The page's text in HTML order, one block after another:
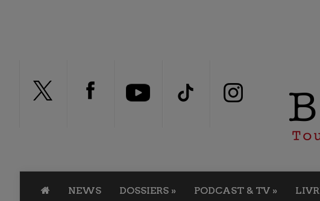
NEWS DOSSIERS » PODCAST & TV »